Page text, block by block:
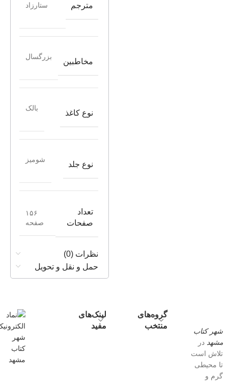
مترجم
ستارزاد
مخاطبین
بزرگسال
نوع کاغذ
بالک
نوع جلد
شومیز
تعداد
صفحات
۱۵۶
صفحه
نظرات (0)
حمل و نقل و تحویل
شهر کتاب
مشهد در
تلاش است
تا محیطی
گرم و
گروه‌های
منتخب
لینک‌های
مفید